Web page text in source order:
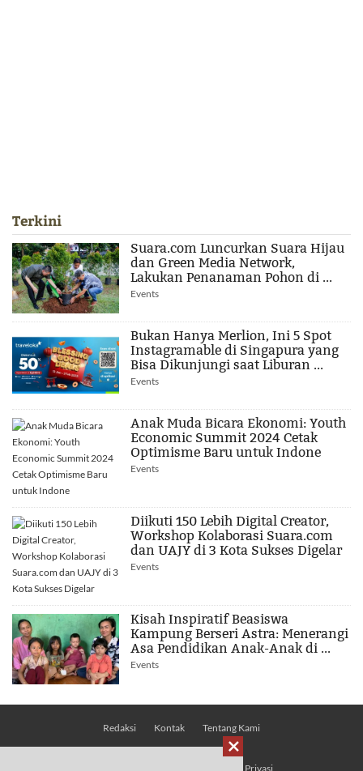
Terkini
Suara.com Luncurkan Suara Hijau
dan Green Media Network,
Lakukan Penanaman Pohon di ...
Events
Bukan Hanya Merlion, Ini 5 Spot
Instagramable di Singapura yang
Bisa Dikunjungi saat Liburan ...
Events
Anak Muda Bicara Ekonomi: Youth
Economic Summit 2024 Cetak
Optimisme Baru untuk Indone
Events
Diikuti 150 Lebih Digital Creator,
Workshop Kolaborasi Suara.com
dan UAJY di 3 Kota Sukses Digelar
Events
Kisah Inspiratif Beasiswa
Kampung Berseri Astra: Menerangi
Asa Pendidikan Anak-Anak di ...
Events
Redaksi Kontak Tentang Kami
Kebijakan Privasi
